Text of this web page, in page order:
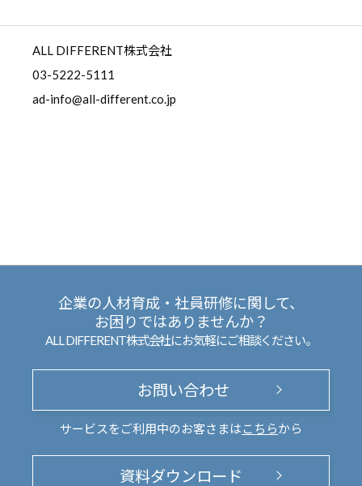
ALL DIFFERENT株式会社
03-5222-5111
ad-info@all-different.co.jp
企業の人材育成・社員研修に関して、
お困りではありませんか？
ALL DIFFERENT株式会社にお気軽にご相談ください。
お問い合わせ
サービスをご利用中のお客さまは こちらから
資料ダウンロード